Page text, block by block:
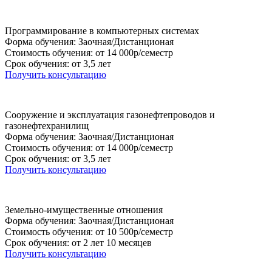
Программирование в компьютерных системах
Форма обучения: Заочная/Дистанционая
Стоимость обучения: от 14 000р/семестр
Срок обучения: от 3,5 лет
Получить консультацию
Сооружение и эксплуатация газонефтепроводов и
газонефтехранилищ
Форма обучения: Заочная/Дистанционая
Стоимость обучения: от 14 000р/семестр
Срок обучения: от 3,5 лет
Получить консультацию
Земельно-имущественные отношения
Форма обучения: Заочная/Дистанционая
Стоимость обучения: от 10 500р/семестр
Срок обучения: от 2 лет 10 месяцев
Получить консультацию